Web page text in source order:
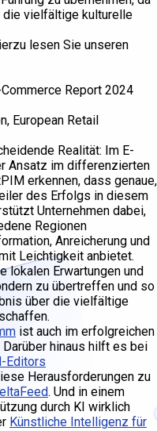
die vielfältige kulturelle
lesen Sie unseren
Report 2024
European Retail
Realität: Im E-
Ansatz im differenzierten
erkennen, dass genaue,
des Erfolgs in diesem
Unternehmen dabei,
Regionen
Anreicherung und
Leichtigkeit anbietet.
lokalen Erwartungen und
zu übertreffen und so
über die vielfältige
ist auch im erfolgreichen
hinaus hilft es bei
Editors
Herausforderungen zu
. Und in einem
durch KI wirklich
Künstliche Intelligenz für